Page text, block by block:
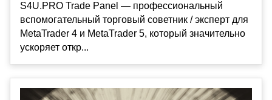
S4U.PRO Trade Panel — профессиональный
вспомогательный торговый советник / эксперт для
MetaTrader 4 и MetaTrader 5, который значительно
ускоряет откр...